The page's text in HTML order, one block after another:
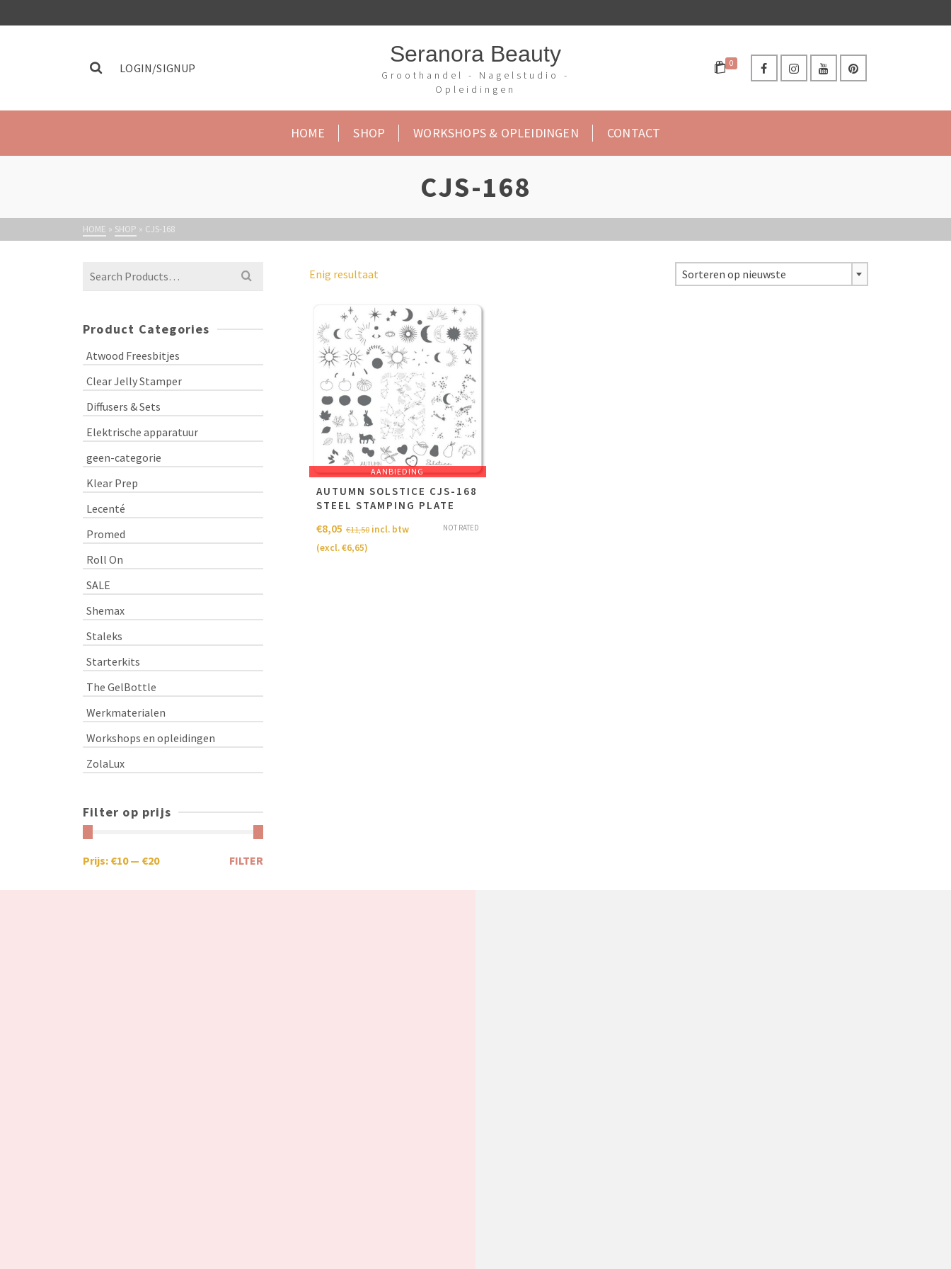
LOGIN/SIGNUP
Seranora Beauty
Groothandel - Nagelstudio -
Opleidingen
0
HOME SHOP WORKSHOPS & OPLEIDINGEN CONTACT
CJS-168
HOME » SHOP » CJS-168
Enig resultaat Sorteren op nieuwste
AANBIEDING
AUTUMN SOLSTICE CJS-168
STEEL STAMPING PLATE
NOT RATED
€11,50
€8,05
incl. btw
(excl.€6,65)
Product Categories
Atwood Freesbitjes
Clear Jelly Stamper
Diffusers & Sets
Elektrische apparatuur
geen-categorie
Klear Prep
Lecenté
Promed
Roll On
SALE
Shemax
Staleks
Starterkits
The GelBottle
Werkmaterialen
Workshops en opleidingen
ZolaLux
Filter op prijs
FILTER
Prijs: €10— €20